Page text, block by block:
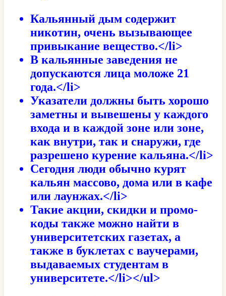
Кальянный дым содержит
никотин, очень вызывающее
привыкание вещество.</li>
В кальянные заведения не
допускаются лица моложе 21
года.</li>
Указатели должны быть хорошо
заметны и вывешены у каждого
входа и в каждой зоне или зоне,
как внутри, так и снаружи, где
разрешено курение кальяна.</li>
Сегодня люди обычно курят
кальян массово, дома или в кафе
или лаунжах.</li>
Такие акции, скидки и промо-
коды также можно найти в
университетских газетах, а
также в буклетах с ваучерами,
выдаваемых студентам в
университете.</li></ul>